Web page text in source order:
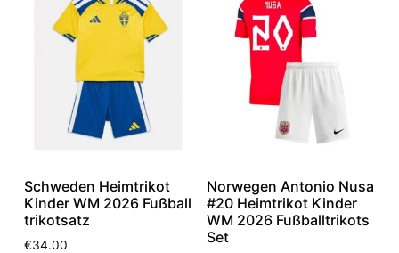
Schweden Heimtrikot
Kinder WM 2026 Fußball
trikotsatz
€34.00
Norwegen Antonio Nusa
#20 Heimtrikot Kinder
WM 2026 Fußballtrikots
Set